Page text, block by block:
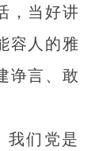
，当好讲
容人的雅
诤言、敢
们党是